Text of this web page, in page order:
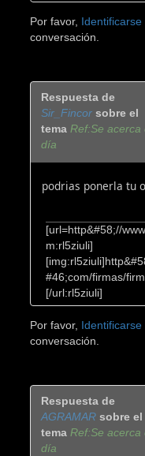
Por favor, Identificarse
conversación.
Respuesta de
Sir_Fincor sobre el
temaRef:Se acerca
día
podrias ponerla tu
[url=http&#58;//
m:rl5ziuli]
#46;com/firmas/
[/url:rl5ziuli]
Por favor, Identificarse
conversación.
Respuesta de
AGRAMAR sobre el
temaRef:Se acerca
día